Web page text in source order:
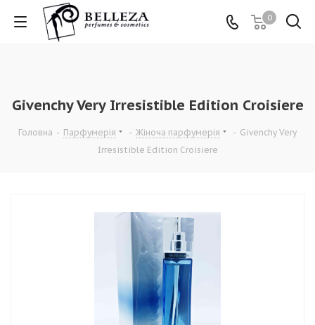
0
Givenchy Very Irresistible Edition Croisiere
Головна - Парфумерія - Жіноча парфумерія - Givenchy Very
Irresistible Edition Croisiere